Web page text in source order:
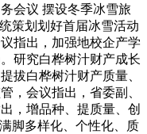
会议 摆设冬季冰雪旅
策划划好首届冰雪活动
指出，加强地校企产学
研究白桦树汁财产成长
拔白桦树汁财产质量、
，会议指出，省委副、
，增品种、提质量、创
脚多样化、个性化、质